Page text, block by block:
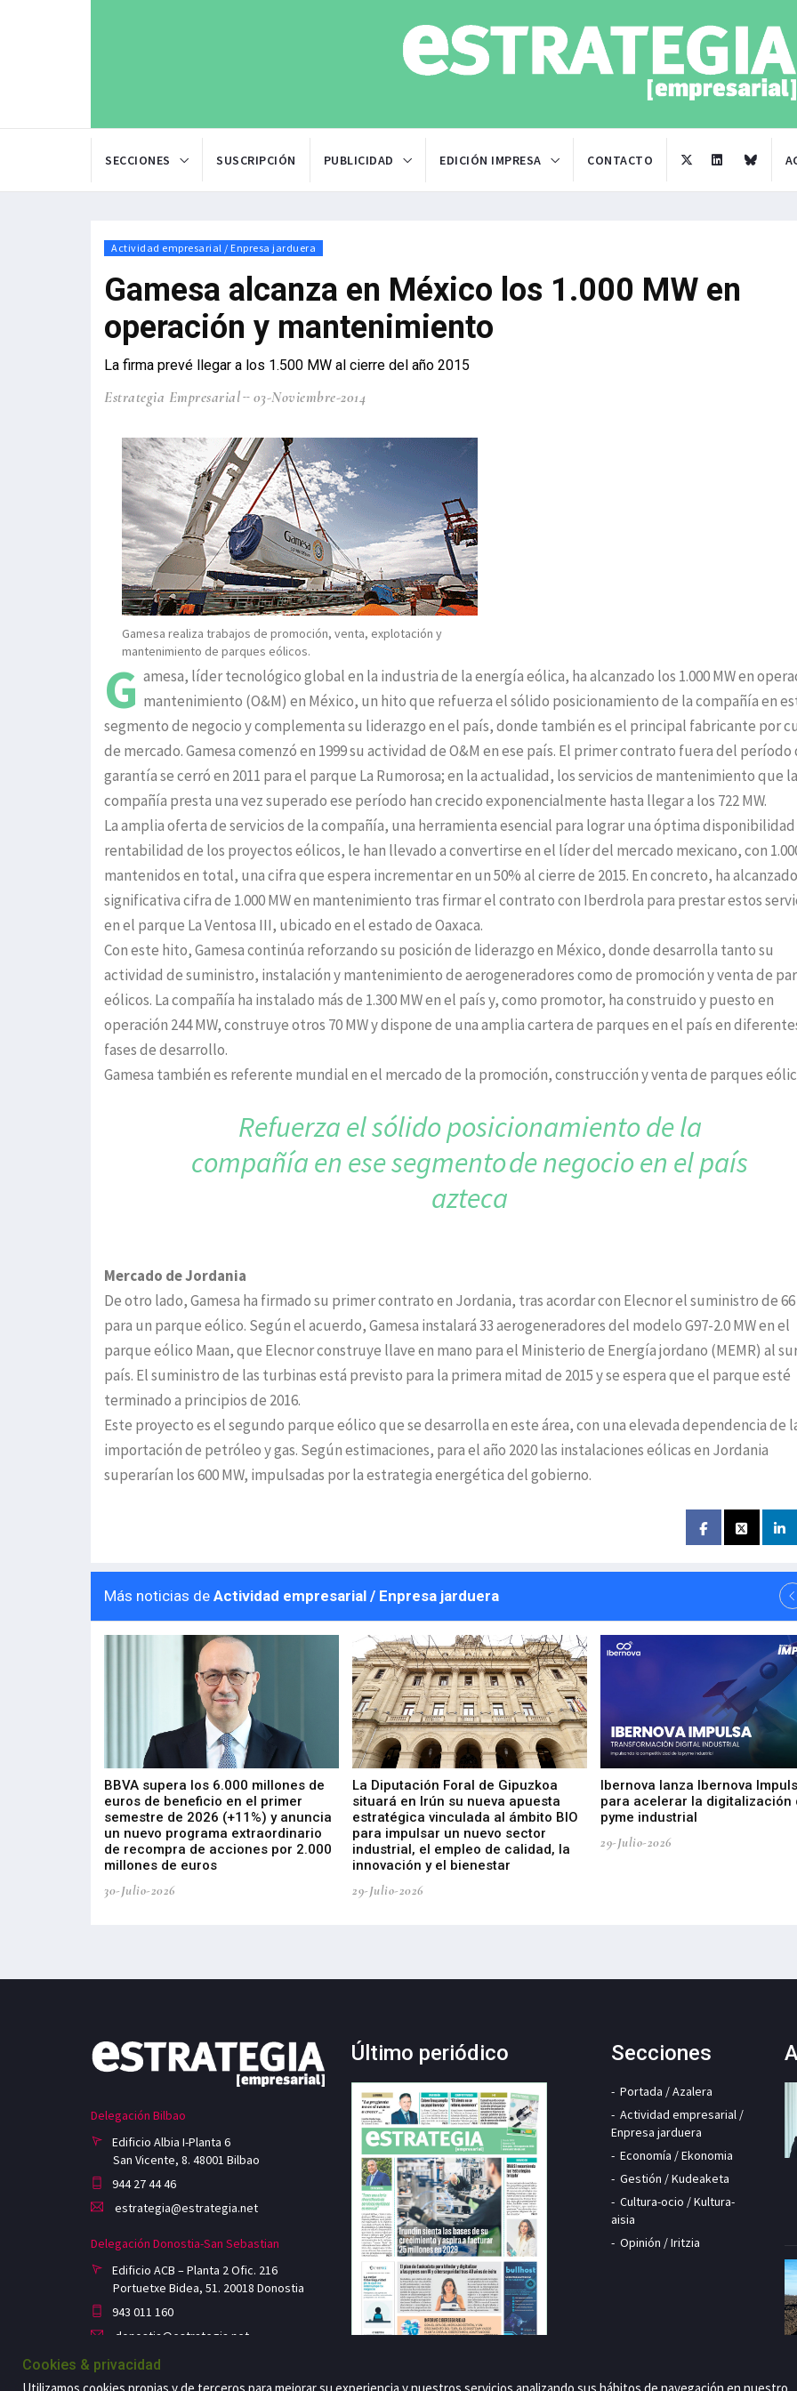
SECCIONES SUSCRIPCIÓN PUBLICIDAD EDICIÓN IMPRESA CONTACTO
Actividad empresarial / Enpresa jarduera
Gamesa alcanza en México los 1.000 MW en
operación y mantenimiento
La firma prevé llegar a los 1.500 MW al cierre del año 2015
Estrategia Empresarial 03-Noviembre-2014
Gamesa realiza trabajos de promoción, venta, explotación y
mantenimiento de parques eólicos.
G amesa, líder tecnológico global en la industria de la energía eólica, ha alcanzado los 1.000 MW en
mantenimiento (O&M) en México, un hito que refuerza el sólido posicionamiento de la compañía en
segmento de negocio y complementa su liderazgo en el país, donde también es el principal fabricante por
de mercado. Gamesa comenzó en 1999 su actividad de O&M en ese país. El primer contrato fuera del período
garantía se cerró en 2011 para el parque La Rumorosa; en la actualidad, los servicios de mantenimiento que la
compañía presta una vez superado ese período han crecido exponencialmente hasta llegar a los 722 MW.
La amplia oferta de servicios de la compañía, una herramienta esencial para lograr una óptima
rentabilidad de los proyectos eólicos, le han llevado a convertirse en el líder del mercado mexicano, con
mantenidos en total, una cifra que espera incrementar en un 50% al cierre de 2015. En concreto, ha
significativa cifra de 1.000 MW en mantenimiento tras firmar el contrato con Iberdrola para prestar estos
en el parque La Ventosa III, ubicado en el estado de Oaxaca.
Con este hito, Gamesa continúa reforzando su posición de liderazgo en México, donde desarrolla tanto su
actividad de suministro, instalación y mantenimiento de aerogeneradores como de promoción y venta de
eólicos. La compañía ha instalado más de 1.300 MW en el país y, como promotor, ha construido y puesto en
operación 244 MW, construye otros 70 MW y dispone de una amplia cartera de parques en el país en
fases de desarrollo.
Gamesa también es referente mundial en el mercado de la promoción, construcción y venta de parques
Refuerza el sólido posicionamientode la
compañía en ese segmentode negocio en el país
azteca
Mercado de Jordania
De otro lado, Gamesa ha firmado su primer contrato en Jordania, tras acordar con Elecnor el suministro de 66
para un parque eólico. Según el acuerdo, Gamesa instalará 33 aerogeneradores del modelo G97-2.0 MW en el
parque eólico Maan, que Elecnor construye llave en mano para el Ministerio de Energía jordano (MEMR) al
país. El suministro de las turbinas está previsto para la primera mitad de 2015 y se espera que el parque esté
terminado a principios de 2016.
Este proyecto es el segundo parque eólico que se desarrolla en este área, con una elevada dependencia de
importación de petróleo y gas. Según estimaciones, para el año 2020 las instalaciones eólicas en Jordania
superarían los 600 MW, impulsadas por la estrategia energética del gobierno.
Más noticias de Actividad empresarial / Enpresa jarduera
BBVA supera los 6.000 millones de
euros de beneficio en el primer
semestre de 2026 (+11%) y anuncia
un nuevo programa extraordinario
de recompra de acciones por 2.000
millones de euros
30-Julio-2026
La Diputación Foral de Gipuzkoa
situará en Irún su nueva apuesta
estratégica vinculada al ámbito BIO
para impulsar un nuevo sector
industrial, el empleo de calidad, la
innovación y el bienestar
29-Julio-2026
Ibernova lanza Ibernova
para acelerar la digitalización
pyme industrial
29-Julio-2026
Delegación Bilbao
Edificio Albia I-Planta 6
San Vicente, 8. 48001 Bilbao
944 27 44 46
estrategia@estrategia.net
Delegación Donostia-San Sebastian
Edificio ACB – Planta 2 Ofic. 216
Portuetxe Bidea, 51. 20018 Donostia
943 011 160
donostia@estrategia.net
Último periódico Secciones
Portada / Azalera
Actividad empresarial /
Enpresa jarduera
Economía / Ekonomia
Gestión / Kudeaketa
Cultura-ocio / Kultura-
aisia
Opinión / Iritzia
Cookies & privacidad